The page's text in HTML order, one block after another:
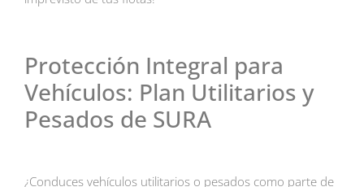
Protección Integral para
Vehículos: Plan Utilitarios y
Pesados de SURA
¿Conduces vehículos utilitarios o pesados como parte de